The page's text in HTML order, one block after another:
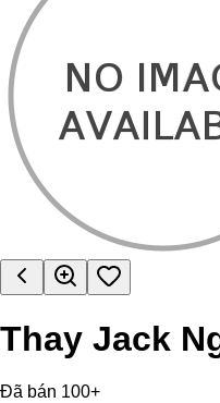
Thay Jack
Đã bán 100+